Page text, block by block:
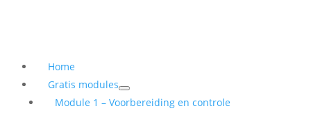
Home
Gratis modules
Module 1 – Voorbereiding en controle